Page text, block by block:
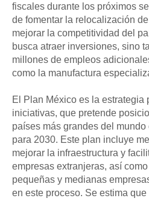
fiscales durante los próximos
de fomentar la relocalización
mejorar la competitividad del
busca atraer inversiones, sino
millones de empleos
como la manufactura
El Plan México es la estrategia
iniciativas, que pretende
países más grandes del
para 2030. Este plan incluye
mejorar la infraestructura y
empresas extranjeras, así
pequeñas y medianas
en este proceso. Se estima